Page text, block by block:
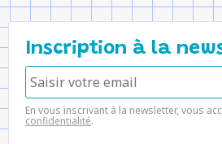
Inscription à la
En vous inscrivant à la newsletter, vous
confidentialité.